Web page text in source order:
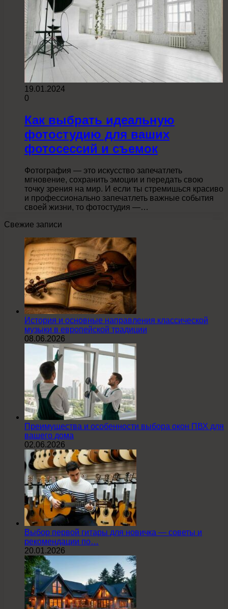
19.01.2024
0
Как выбрать идеальную
фотостудию для ваших
фотосессий и съемок
Фотография — это искусство запечатлеть
мгновение, сохранить эмоции и передать свою
точку зрения на мир. И если ты стремишься красиво
и профессионально запечатлеть важные события
своей жизни, то фотостудия —…
Свежие записи
История и основные направления классической
музыки в европейской традиции
08.06.2026
Преимущества и особенности выбора окон ПВХ для
вашего дома
02.06.2026
Выбор первой гитары для новичка — советы и
рекомендации по…
20.01.2026